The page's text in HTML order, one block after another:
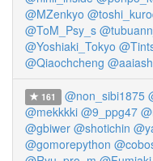
@MZenkyo
@ToM_Psy_s
@Yoshiaki_Tokyo
@Qiaochcheng
161 @non_sibi1875
@mekkkki @9_ppg47
@gbiwer @shotichin
@gomorepython